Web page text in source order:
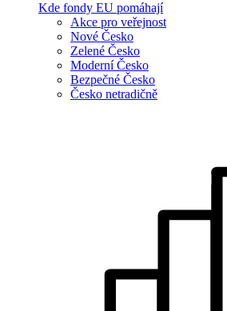
Kde fondy EU pomáhají
Akce pro veřejnost
Nové Česko
Zelené Česko
Moderní Česko
Bezpečné Česko
Česko netradičně